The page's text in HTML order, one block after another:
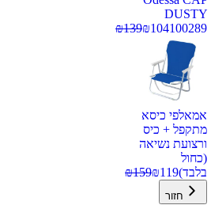
DUSTY
100289
₪104
₪139
אמאלפי כיסא
מתקפל + כיס
ורצועת נשיאה
(כחול
בלבד)
₪119
₪159
חזור